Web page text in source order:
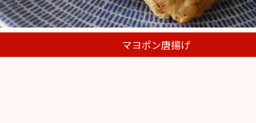
マヨポン唐揚げ